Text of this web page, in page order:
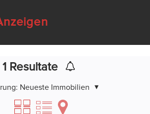
1 Resultate
Neueste Immobilien